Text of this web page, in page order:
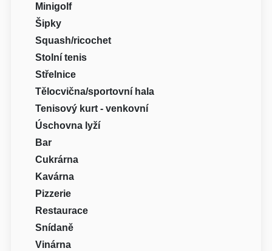
Minigolf
Šipky
Squash/ricochet
Stolní tenis
Střelnice
Tělocvična/sportovní hala
Tenisový kurt - venkovní
Úschovna lyží
Bar
Cukrárna
Kavárna
Pizzerie
Restaurace
Snídaně
Vinárna